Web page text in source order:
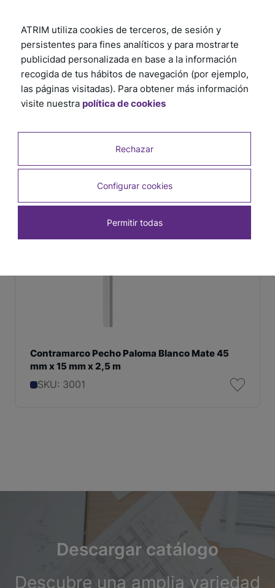
Contramarco Pecho Paloma Blanco Mate 45
mm x 15 mm x 2,5 m
SKU: 3001
Descargar catálogo
Descubre una amplia variedad
ATRIM utiliza cookies de terceros, de sesión y
persistentes para fines analíticos y para mostrarte
publicidad personalizada en base a la información
recogida de tus hábitos de navegación (por ejemplo,
las páginas visitadas). Para obtener más información
visite nuestra política de cookies
Rechazar
Configurar cookies
Permitir todas